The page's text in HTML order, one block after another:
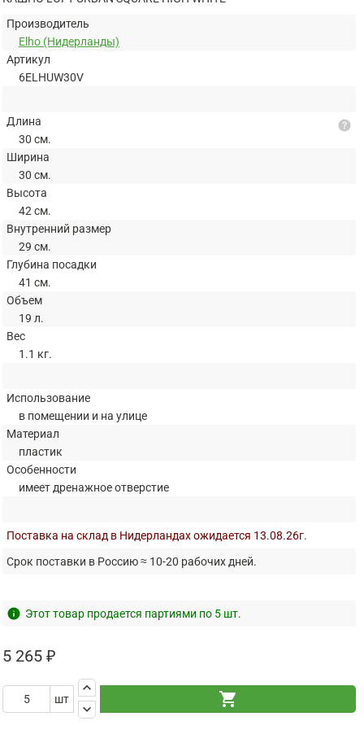
Производитель
Elho (Нидерланды)
Артикул
6ELHUW30V
Длина
30 см.
Ширина
30 см.
Высота
42 см.
Внутренний размер
29 см.
Глубина посадки
41 см.
Объем
19 л.
Вес
1.1 кг.
help
Использование
в помещении и на улице
Материал
пластик
Особенности
имеет дренажное отверстие
Поставка на склад в Нидерландах ожидается 13.08.26г.
Срок поставки в Россию ≈ 10-20 рабочих дней.
info Этот товар продается партиями по 5 шт.
5 265 ₽
шт
keyboard_arrow_up
keyboard_arrow_down
shopping_cart